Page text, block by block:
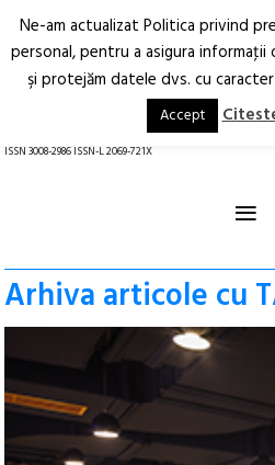
Arhitectură.
Oraș.
ISSN 3008-2986 ISSN-L 2069-721X
≡
Arhiva articole cu
Ne-am actualizat Politica privind
personal, pentru a asigura
şi protejăm datele dvs. cu
Accept